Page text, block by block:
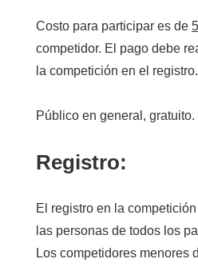
Costo para participar es de
competidor. El pago debe
la competición en el registro.
Público en general, gratuito.
Registro:
El registro en la competición
las personas de todos los
Los competidores menores